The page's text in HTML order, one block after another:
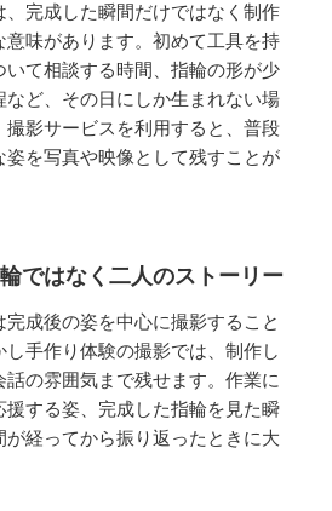
完成した瞬間だけではなく制作
味があります。初めて工具を持
て相談する時間、指輪の形が少
など、その日にしか生まれない場
影サービスを利用すると、普段
姿を写真や映像として残すことが
ではなく二人のストーリー
成後の姿を中心に撮影すること
手作り体験の撮影では、制作し
の雰囲気まで残せます。作業に
する姿、完成した指輪を見た瞬
が経ってから振り返ったときに大